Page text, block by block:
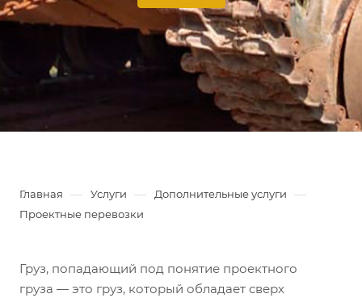
использованием большого количества техники и
предварительных процедур.
Главная — Услуги — Дополнительные услуги —
Проектные перевозки
Груз, попадающий под понятие проектного
груза — это груз, который обладает сверх